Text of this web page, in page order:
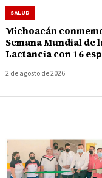
SALUD
Michoacán
Semana Mundial de
Lactancia con 16
2 de agosto de 2026